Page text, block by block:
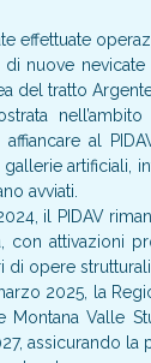
effettuate
nuove
del tratto
al
artificiali,
avviati.
il PIDAV
con attivazioni
opere
2025, la
Montana Valle
assicurando